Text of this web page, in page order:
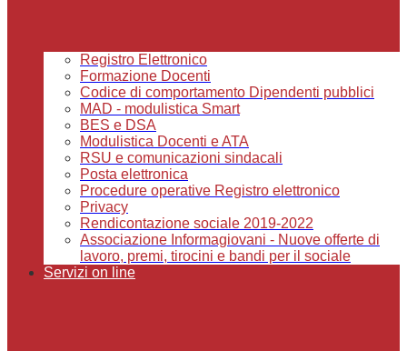
Registro Elettronico
Formazione Docenti
Codice di comportamento Dipendenti pubblici
MAD - modulistica Smart
BES e DSA
Modulistica Docenti e ATA
RSU e comunicazioni sindacali
Posta elettronica
Procedure operative Registro elettronico
Privacy
Rendicontazione sociale 2019-2022
Associazione Informagiovani - Nuove offerte di
lavoro, premi, tirocini e bandi per il sociale
Servizi on line